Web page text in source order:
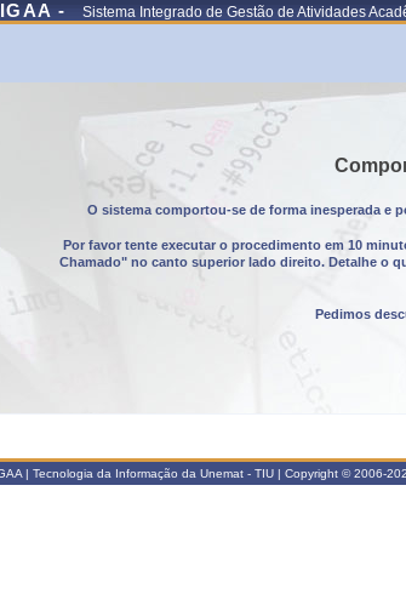
- Sistema Integrado de Gestão de Atividades
O sistema comportou-se de forma inesperada e
Por favor tente executar o procedimento em 10
Chamado" no canto superior lado direito. Detalhe o
Pedimos
| Tecnologia da Informação da Unemat - TIU | Copyright © 2006-